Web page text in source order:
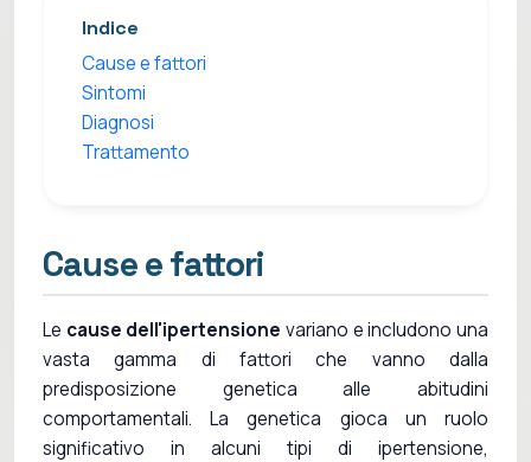
Indice
Cause e fattori
Sintomi
Diagnosi
Trattamento
Cause e fattori
Le cause dell'ipertensione variano e includono una
vasta gamma di fattori che vanno dalla
predisposizione genetica alle abitudini
comportamentali. La genetica gioca un ruolo
significativo in alcuni tipi di ipertensione,